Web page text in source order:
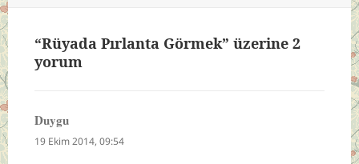
“Rüyada Pırlanta Görmek” üzerine 2
yorum
Duygudedi
ki:
19 Ekim 2014, 09:54